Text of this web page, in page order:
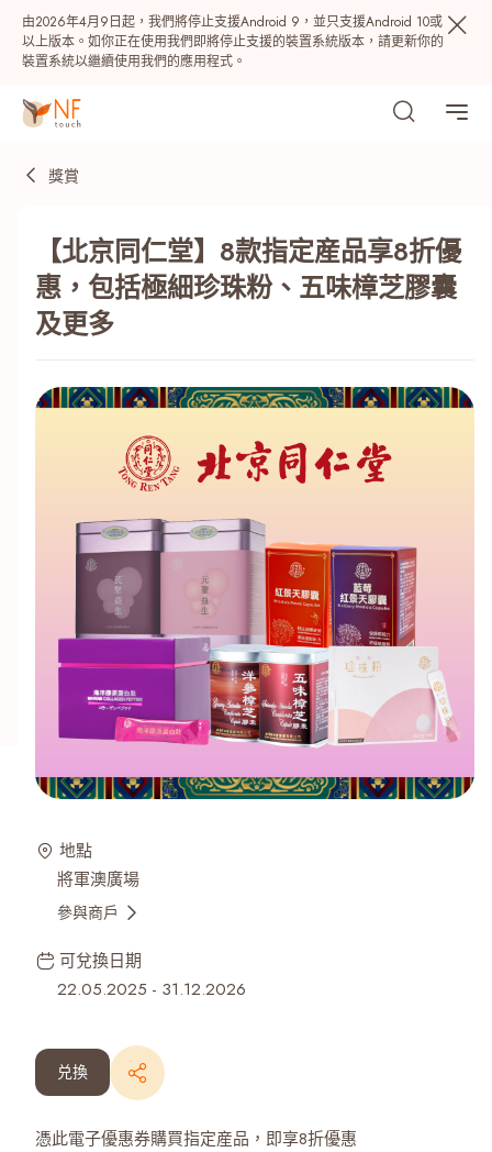
由2026年4月9日起，我們將停止支援Android 9，並只支援Android 10或
以上版本。如你正在使用我們即將停止支援的裝置系統版本，請更新你的
裝置系統以繼續使用我們的應用程式。
熱門
NF 種籽 NF Points AIRSIDE 獎賞
最近搜尋紀錄
獎賞
【北京同仁堂】8款指定産品享8折優
惠，包括極細珍珠粉、五味樟芝膠囊
及更多
地點
將軍澳廣場
參與商戶
可兌換日期
22.05.2025 - 31.12.2026
兑換
憑此電子優惠券購買指定産品，即享8折優惠